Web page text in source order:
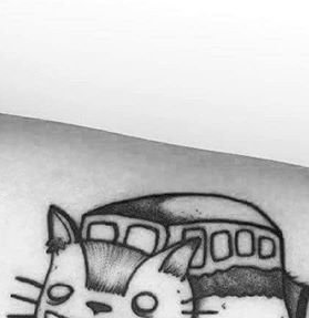
订阅号：laobing66666 打造国
及手稿 纹身作品 一站搞定！回复相
中国最强最全纹身图案尽在其中！